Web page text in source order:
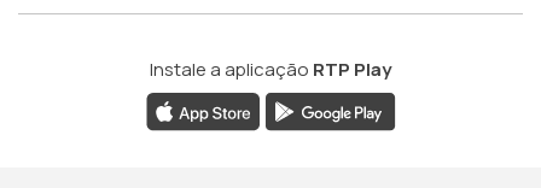
Instale a aplicação RTP Play